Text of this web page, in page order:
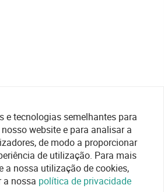
e tecnologias semelhantes para
website e para analisar a
de modo a proporcionar
de utilização. Para mais
a nossa utilização de cookies,
a nossa política de privacidade